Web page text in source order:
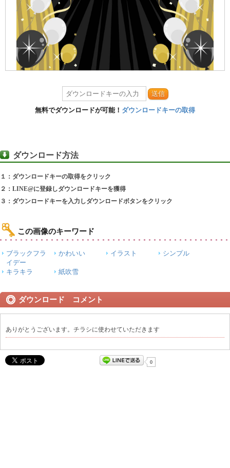
送信
無料でダウンロードが可能！ ダウンロードキーの取得
ダウンロード方法
１：ダウンロードキーの取得をクリック
２：LINE@に登録しダウンロードキーを獲得
３：ダウンロードキーを入力しダウンロードボタンをクリック
この画像のキーワード
ブラックフラ
イデー
かわいい イラスト シンプル
キラキラ 紙吹雪
ダウンロード コメント
ありがとうございます。チラシに使わせていただきます
0